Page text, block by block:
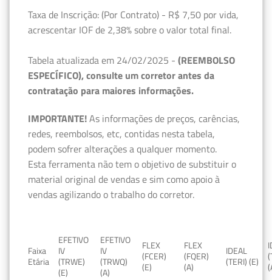
Taxa de Inscrição: (Por Contrato) - R$ 7,50 por vida,
acrescentar IOF de 2,38% sobre o valor total final.
Tabela atualizada em 24/02/2025 - (REEMBOLSO
ESPECÍFICO), consulte um corretor antes da
contratação para maiores informações.
IMPORTANTE!As informações de preços, carências,
redes, reembolsos, etc, contidas nesta tabela,
podem sofrer alterações a qualquer momento.
Esta ferramenta não tem o objetivo de substituir o
material original de vendas e sim como apoio à
vendas agilizando o trabalho do corretor.
Faixa
Etária
EFETIVO
IV
(TRWE)
(E)
EFETIVO
IV
(TRWQ)
(A)
FLEX
(FCER)
(E)
FLEX
(FQER)
(A)
IDEAL
(TERI) (E)